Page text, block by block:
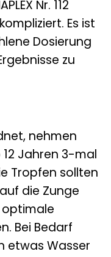
Nr. 112
Es ist
Dosierung
zu
nehmen
12 Jahren 3-mal
Tropfen sollten
die Zunge
Bei Bedarf
etwas Wasser